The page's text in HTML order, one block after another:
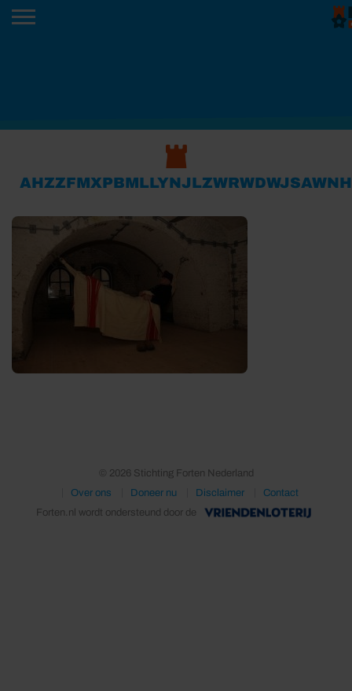
© 2026 Stichting Forten Nederland
Over ons
Doneer nu Disclaimer
Contact
Forten.nl wordt ondersteund door de